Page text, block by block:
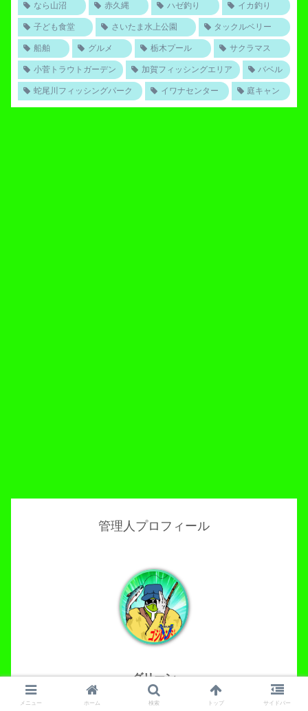
なら山沼 赤久縄 ハゼ釣り イカ釣り
子ども食堂 さいたま水上公園 タックルベリー
船舶 グルメ 栃木プール サクラマス
小菅トラウトガーデン 加賀フィッシングエリア バベル
蛇尾川フィッシングパーク イワナセンター 庭キャン
管理人プロフィール
グリーン
貧乏釣り部員五時レンジャー！の管理人。自称ファミリ
メニュー ホーム 検索 トップ サイドバー